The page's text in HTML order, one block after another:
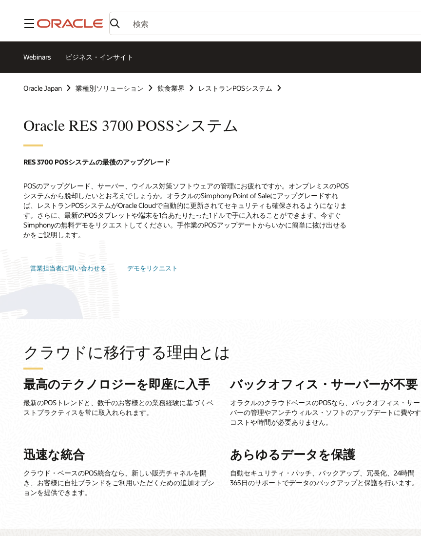
メニュー
Webinars ビジネス・インサイト
Oracle Japan 業種別ソリューション 飲食業界 レストランPOSシステム
Oracle RES 3700 POSSシステム
RES 3700 POSシステムの最後のアップグレード
POSのアップグレード、サーバー、ウイルス対策ソフトウェアの管理にお疲れですか。オンプレミスのPOS
システムから脱却したいとお考えでしょうか。オラクルのSimphony Point of Saleにアップグレードすれ
ば、レストランPOSシステムがOracle Cloudで自動的に更新されてセキュリティも確保されるようになりま
す。さらに、最新のPOSタブレットや端末を1台あたりたった1ドルで手に入れることができます。今すぐ
Simphonyの無料デモをリクエストしてください。手作業のPOSアップデートからいかに簡単に抜け出せる
かをご説明します。
営業担当者に問い合わせる デモをリクエスト
クラウドに移行する理由とは
最高のテクノロジーを即座に入手
最新のPOSトレンドと、数千のお客様との業務経験に基づくベ
ストプラクティスを常に取入れられます。
バックオフィス・サーバーが不要
オラクルのクラウドベースのPOSなら、バックオフィス・サー
バーの管理やアンチウィルス・ソフトのアップデートに費やす
コストや時間が必要ありません。
迅速な統合
クラウド・ベースのPOS統合なら、新しい販売チャネルを開
き、お客様に自社ブランドをご利用いただくための追加オプシ
ョンを提供できます。
あらゆるデータを保護
自動セキュリティ・パッチ、バックアップ、冗長化、24時間
365日のサポートでデータのバックアップと保護を行います。